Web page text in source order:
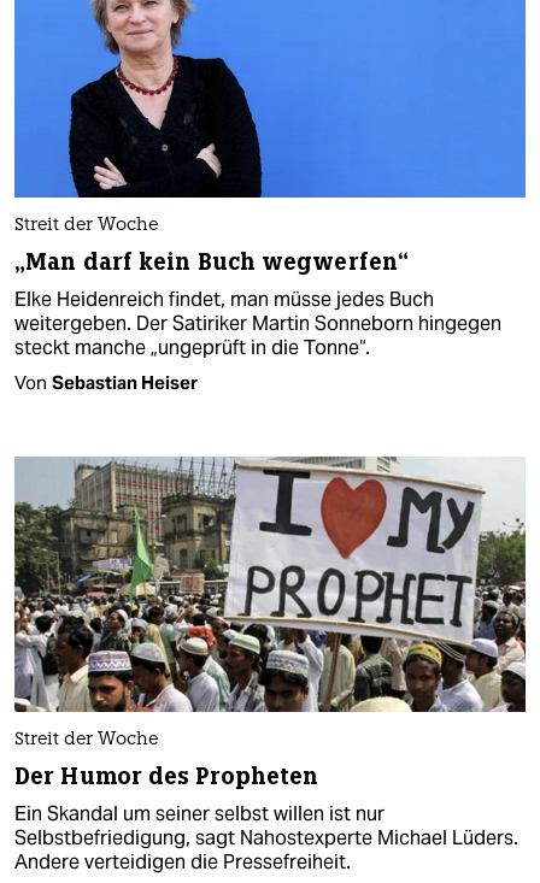
Streit der Woche
„Man darf kein Buch wegwerfen“
Elke Heidenreich findet, man müsse jedes Buch
weitergeben. Der Satiriker Martin Sonneborn hingegen
steckt manche „ungeprüft in die Tonne“.
Von Sebastian Heiser
Streit der Woche
Der Humor des Propheten
Ein Skandal um seiner selbst willen ist nur
Selbstbefriedigung, sagt Nahostexperte Michael Lüders.
Andere verteidigen die Pressefreiheit.